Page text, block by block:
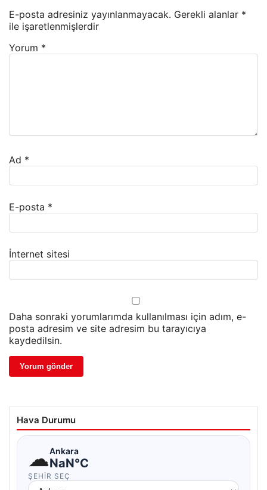
E-posta adresiniz yayınlanmayacak. Gerekli alanlar *
ile işaretlenmişlerdir
Yorum *
Ad *
E-posta *
İnternet sitesi
Daha sonraki yorumlarımda kullanılması için adım, e-
posta adresim ve site adresim bu tarayıcıya
kaydedilsin.
Hava Durumu
☁Ankara
NaN°C
ŞEHIR SEÇ